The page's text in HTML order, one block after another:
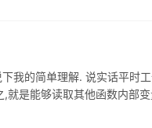
我的简单理解. 说实话平时
是能够读取其他函数内部